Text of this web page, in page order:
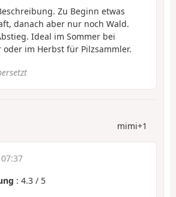
Zu Beginn etwas
danach aber nur noch Wald.
Ideal im Sommer bei
im Herbst für Pilzsammler.
mimi+1
: 4.3 / 5